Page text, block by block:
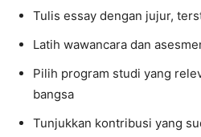
Tulis essay dengan jujur,
Latih wawancara dan
Pilih program studi yang
bangsa
Tunjukkan kontribusi yang